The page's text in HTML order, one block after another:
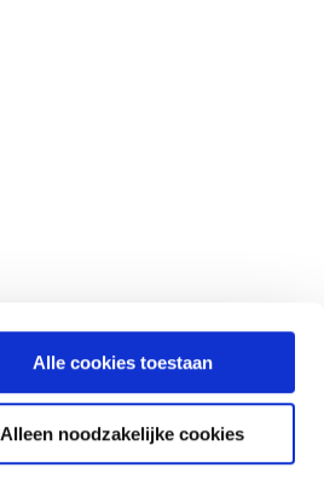
Alle cookies toestaan
Alleen noodzakelijke cookies